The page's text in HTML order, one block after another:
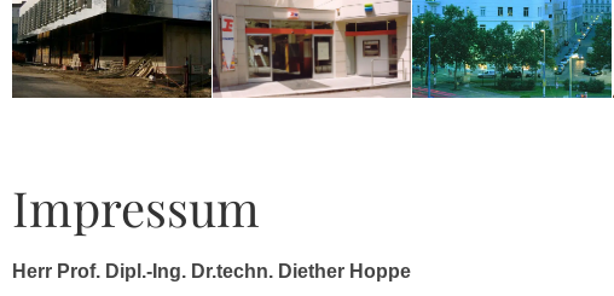
Impressum
Herr Prof. Dipl.-Ing. Dr.techn. Diether Hoppe